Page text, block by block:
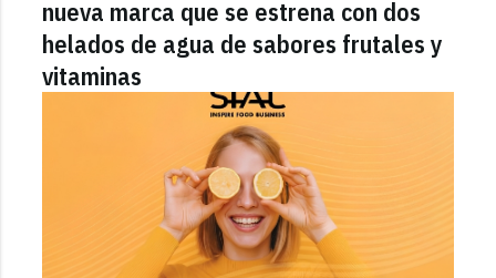
nueva marca que se estrena con dos
helados de agua de sabores frutales y
vitaminas